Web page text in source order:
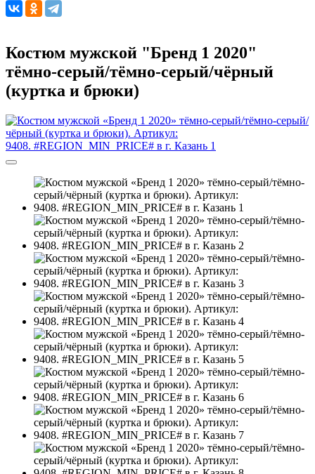
Костюм мужской "Бренд 1 2020"
тёмно-серый/тёмно-серый/чёрный
(куртка и брюки)